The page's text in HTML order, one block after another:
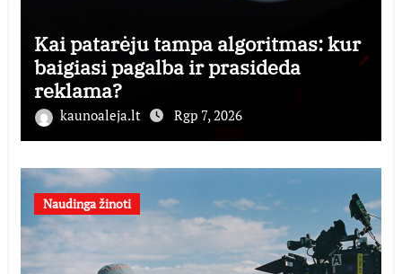
Kai patarėju tampa algoritmas: kur
baigiasi pagalba ir prasideda
reklama?
kaunoaleja.lt Rgp 7, 2026
Naudinga žinoti